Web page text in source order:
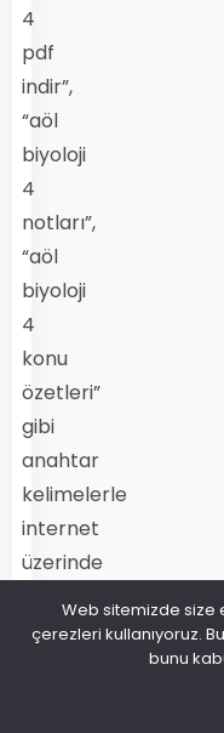
4
pdf
indir”,
“aöl
biyoloji
4
notları”,
“aöl
biyoloji
4
konu
özetleri”
gibi
anahtar
kelimelerle
internet
üzerinde
kaynağa
Web sitemizde size
çerezleri kullanıyoruz.
bunu